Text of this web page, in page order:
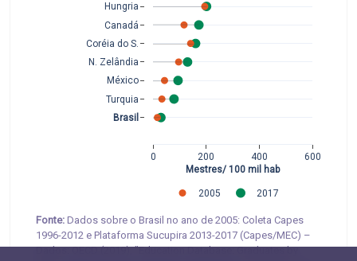
0 200 400 600
Brasil
Turquia
México
N. Zelândia
Coréia do S.
Canadá
Hungria
2005 2017
Mestres/ 100 mil hab
Fonte: Dados sobre o Brasil no ano de 2005: Coleta Capes
1996-2012 e Plataforma Sucupira 2013-2017 (Capes/MEC) –
Dados: OECD (2019), "Education Database: Graduates by